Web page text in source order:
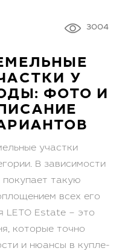
3004
У
ФОТО И
участки
В зависимости
такую
всех его
LETO Estate – это
которые точно
и нюансы в купле-